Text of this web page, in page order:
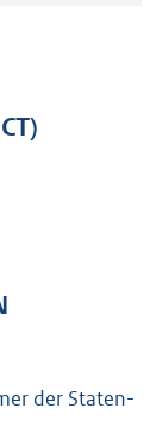
der Staten-